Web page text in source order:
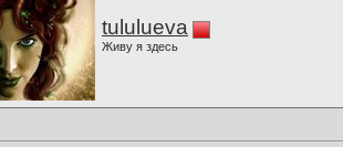
tululueva
Живу я здесь